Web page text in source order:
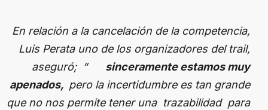
En relación a la cancelación de la competencia,
Luis Perata uno de los organizadores del trail,
aseguró; “
sinceramente estamos muy
apenados, pero la incertidumbre es tan grande
que no nos permite tener una trazabilidad para